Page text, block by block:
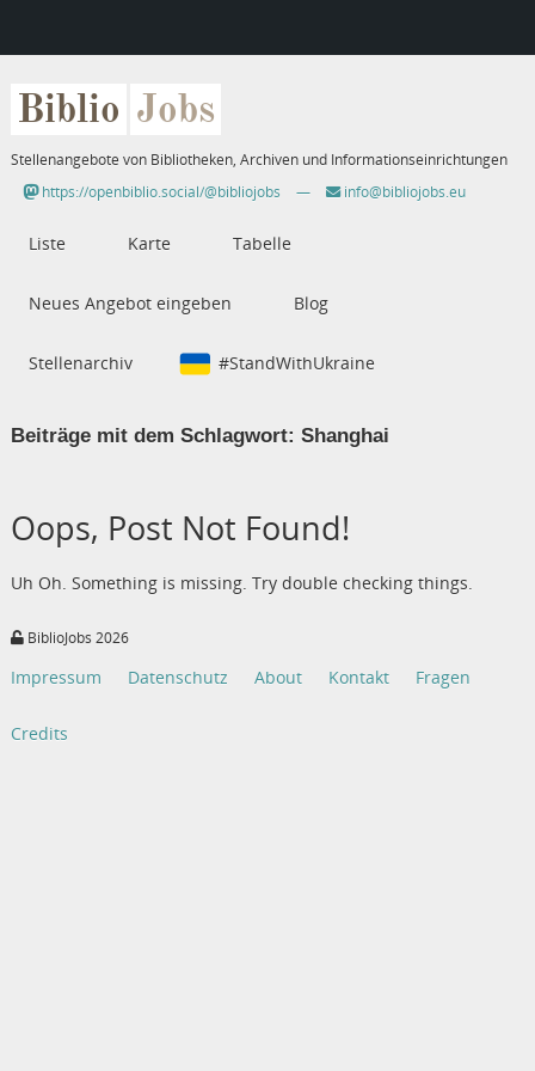
Biblio Jobs
Stellenangebote von Bibliotheken, Archiven und Informationseinrichtungen
https://openbiblio.social/@bibliojobs
— info@bibliojobs.eu
Liste Karte Tabelle
Neues Angebot eingeben Blog
Stellenarchiv #StandWithUkraine
Beiträge mit dem Schlagwort: Shanghai
Oops, Post Not Found!
Uh Oh. Something is missing. Try double checking things.
BiblioJobs 2026
Impressum Datenschutz About Kontakt Fragen
Credits